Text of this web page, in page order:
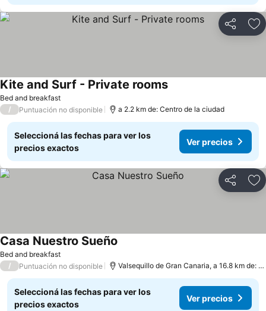
Compartir
Bed and breakfast
Kite and Surf - Private rooms
/ Puntuación no disponible a 2.2 km de: Centro de la ciudad
Seleccioná las fechas para ver los
precios exactos
Ver precios
Compartir
Bed and breakfast
Casa Nuestro Sueño
/ Puntuación no disponible Valsequillo de Gran Canaria, a 16.8 km de: Las Palmas de Gran Canaria
Seleccioná las fechas para ver los
precios exactos
Ver precios